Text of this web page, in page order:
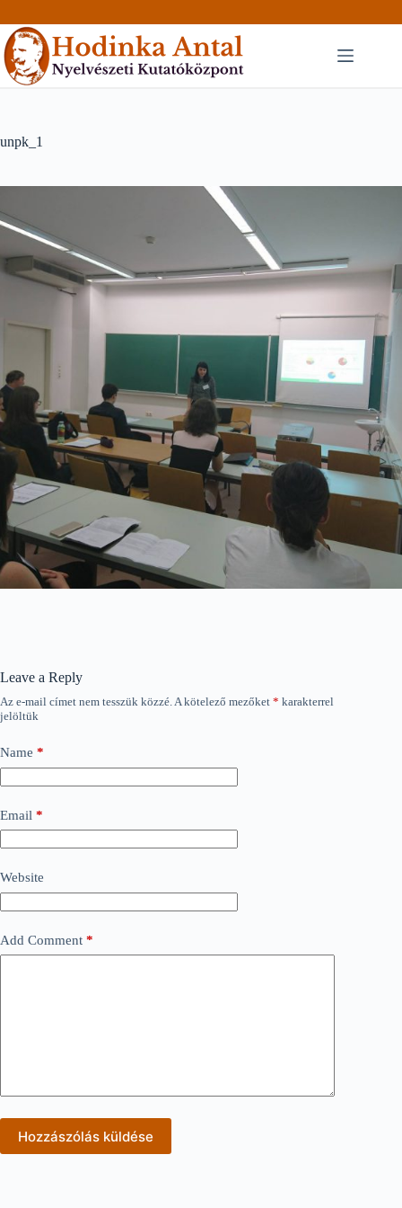
to
content
unpk_1
Leave a Reply
Az e-mail címet nem tesszük közzé.A kötelező mezőket * karakterrel
jelöltük
Name *
Email *
Website
Add Comment *
Hozzászólás küldése